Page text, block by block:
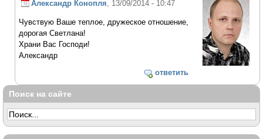
Александр Конопля , 13/09/2014 - 10:47
Чувствую Ваше теплое, дружеское отношение,
дорогая Светлана!
Храни Вас Господи!
Александр
ответить
Поиск на сайте